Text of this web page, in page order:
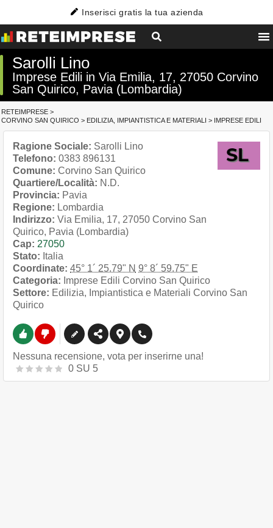
Inserisci gratis la tua azienda
Sarolli Lino
Imprese Edili in Via Emilia, 17, 27050 Corvino
San Quirico, Pavia (Lombardia)
RETEIMPRESE >
CORVINO SAN QUIRICO > EDILIZIA, IMPIANTISTICA E MATERIALI > IMPRESE EDILI
Ragione Sociale: Sarolli Lino
Telefono: 0383 896131
Comune: Corvino San Quirico
Quartiere/Località: N.D.
Provincia: Pavia
Regione: Lombardia
Indirizzo: Via Emilia, 17, 27050 Corvino San
Quirico, Pavia (Lombardia)
Cap: 27050
Stato: Italia
Coordinate: 45° 1´ 25.79" N 9° 8´ 59.75" E
Categoria: Imprese Edili Corvino San Quirico
Settore: Edilizia, Impiantistica e Materiali Corvino San
Quirico
Nessuna recensione, vota per inserirne una!
0 SU 5